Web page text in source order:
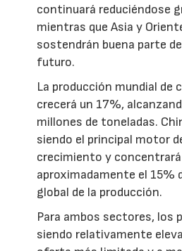
continuará reduciéndose
mientras que Asia y
sostendrán buena parte
futuro.
La producción mundial de
crecerá un 17%,
millones de toneladas.
siendo el principal motor
crecimiento y concentrará
aproximadamente el 15%
global de la producción.
Para ambos sectores, los
siendo relativamente